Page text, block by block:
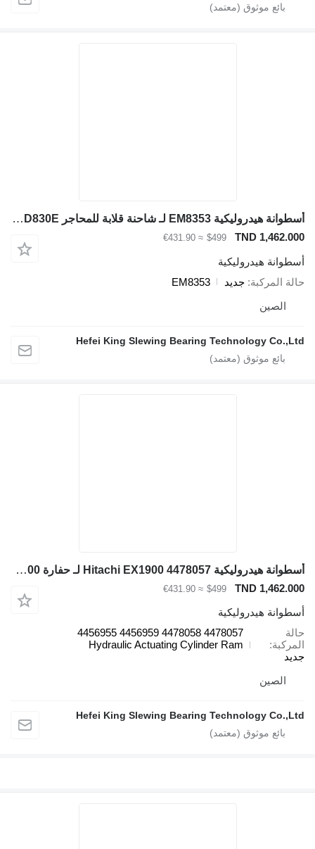
أسطوانة هيدروليكية EM8353 لـ شاحنة قلابة للمحاجر Komatsu HD830E
TND 1,462.000
$499
≈ €431.90
أسطوانة هيدروليكية
حالة المركبة جديد
EM8353
الصين
Hefei King Slewing Bearing Technology Co.,Ltd
أسطوانة هيدروليكية Hitachi EX1900 4478057 لـ حفارة Hitachi EX1900
TND 1,462.000
$499
≈ €431.90
أسطوانة هيدروليكية
حالة
المركبة
جديد
4478057 4478058 4456959 4456955
Hydraulic Actuating Cylinder Ram
الصين
Hefei King Slewing Bearing Technology Co.,Ltd